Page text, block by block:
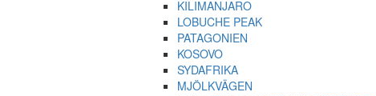
KILIMANJARO
LOBUCHE PEAK
PATAGONIEN
KOSOVO
SYDAFRIKA
MJÖLKVÄGEN